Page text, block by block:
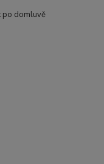
po domluvě